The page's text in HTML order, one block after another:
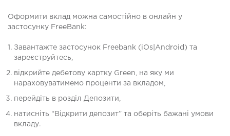
Оформити вклад можна самостійно в онлайн у
застосунку FreeBank:
Завантажте застосунок Freebank (iOs|Android) та
зареєструйтесь,
відкрийте дебетову картку Green, на яку ми
нараховуватимемо проценти за вкладом,
перейдіть в розділ Депозити,
натисніть “Відкрити депозит” та оберіть бажані умови
вкладу.